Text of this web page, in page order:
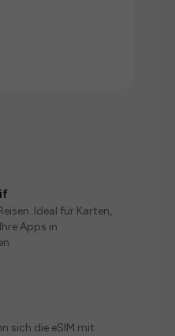
Ideal für Karten,
Apps in
sich die eSIM mit